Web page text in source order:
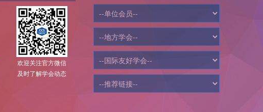
欢迎关注官方微信
及时了解学会动态